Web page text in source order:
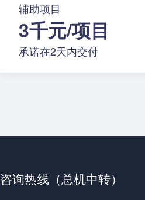
辅助项目
3千元/项目
承诺在2天内交付
咨询热线（总机中转）